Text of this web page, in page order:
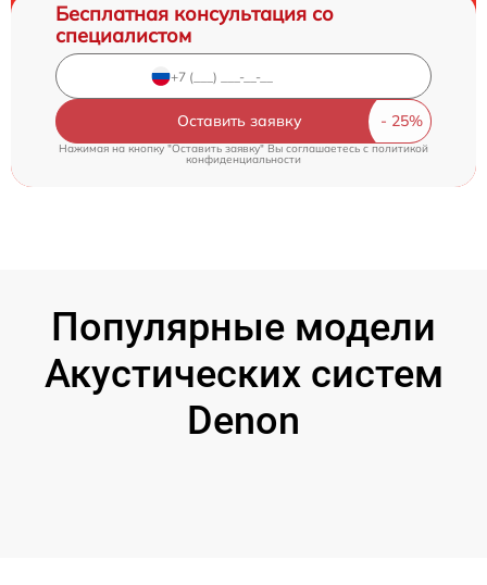
Бесплатная консультация со
специалистом
Оставить заявку
Нажимая на кнопку "Оставить заявку" Вы соглашаетесь c политикой
конфиденциальности
Популярные модели
Акустических систем
Denon